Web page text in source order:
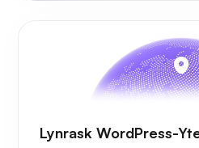
Lynrask WordPress-